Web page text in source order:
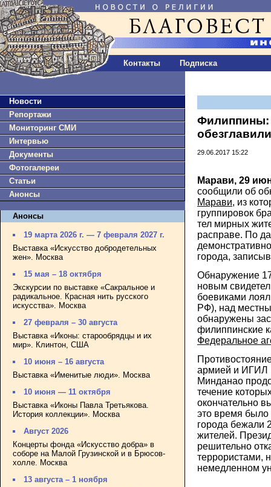
Контакты Подписка
Новости
Репортажи
Мониторинг СМИ
Интервью
Документы
Фотогалереи
Статьи
Анонсы
Анонсы
19 марта 2026 г. — 7 февраля 2027 г.
Выставка «Искусство добродетельных
жен». Москва
15 мая – 18 октября
Экскурсии по выставке «Сакральное и
радикальное. Красная нить русского
искусства». Москва
27 февраля – 30 августа
Выставка «Иконы: старообрядцы и их
мир». Клинтон, США
10 июня – 16 августа
Выставка «Именитые люди». Москва
10 июня — 11 октября
Выставка «Иконы Павла Третьякова.
История коллекции». Москва
Август 2026
Концерты фонда «Искусство добра» в
соборе на Малой Грузинской и в Брюсов-
холле. Москва
13 августа – 1 ноября
Филиппины:
29.06.2017 15:22
Марави, 29
сообщили об
Марави, из
группировок
тел мирных
расправе. По
города,
Обнаружение
новым
боевиками
РФ), над
обнаружены
филиппинские
Федеральное
армией и ИГИЛ
Минданао
течение
окончательно
это время было
города бежали
жителей.
решительно
террористами,
немедленном